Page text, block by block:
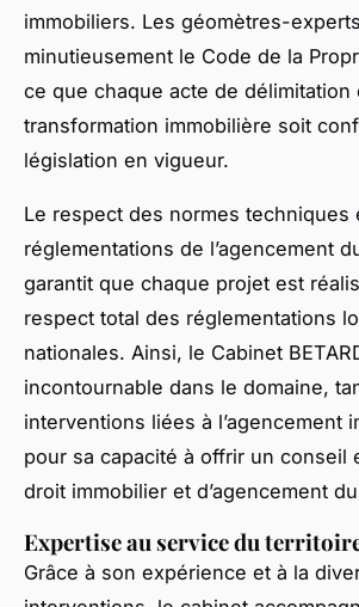
immobiliers. Les géomètres-
minutieusement le Code de la
ce que chaque acte de délimitation
transformation immobilière soit
législation en vigueur.
Le respect des normes techniques
réglementations de l’agencement
garantit que chaque projet est
respect total des réglementations
nationales. Ainsi, le Cabinet
incontournable dans le domaine,
interventions liées à l’agencement
pour sa capacité à offrir un conseil
droit immobilier et d’agencement
Expertise au service du
Grâce à son expérience et à la